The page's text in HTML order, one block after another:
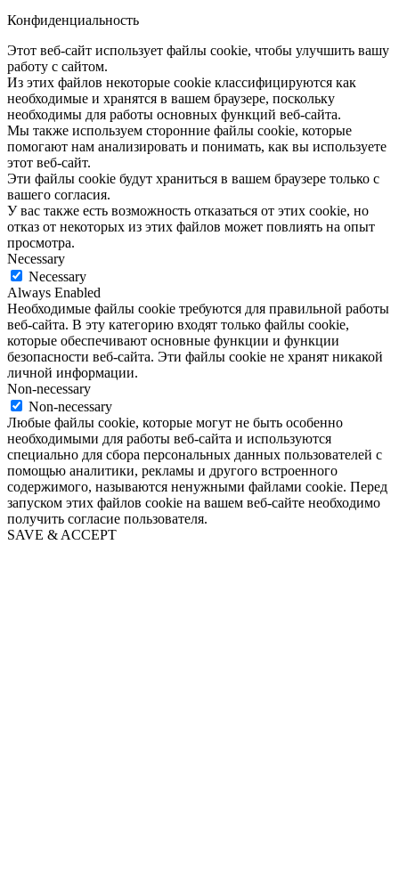
Конфиденциальность
Этот веб-сайт использует файлы cookie, чтобы улучшить вашу
работу с сайтом.
Из этих файлов некоторые cookie классифицируются как
необходимые и хранятся в вашем браузере, поскольку
необходимы для работы основных функций веб-сайта.
Мы также используем сторонние файлы cookie, которые
помогают нам анализировать и понимать, как вы используете
этот веб-сайт.
Эти файлы cookie будут храниться в вашем браузере только с
вашего согласия.
У вас также есть возможность отказаться от этих cookie, но
отказ от некоторых из этих файлов может повлиять на опыт
просмотра.
Necessary
Necessary
Always Enabled
Необходимые файлы cookie требуются для правильной работы
веб-сайта. В эту категорию входят только файлы cookie,
которые обеспечивают основные функции и функции
безопасности веб-сайта. Эти файлы cookie не хранят никакой
личной информации.
Non-necessary
Non-necessary
Любые файлы cookie, которые могут не быть особенно
необходимыми для работы веб-сайта и используются
специально для сбора персональных данных пользователей с
помощью аналитики, рекламы и другого встроенного
содержимого, называются ненужными файлами cookie. Перед
запуском этих файлов cookie на вашем веб-сайте необходимо
получить согласие пользователя.
SAVE & ACCEPT